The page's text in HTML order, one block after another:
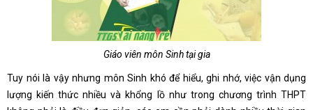
Giáo viên môn Sinh tại gia
Tuy nói là vậy nhưng môn Sinh khó để hiểu, ghi nhớ, việc vận dụng
lượng kiến thức nhiều và khổng lồ như trong chương trình THPT